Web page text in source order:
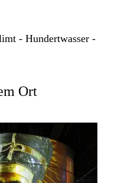
- Hundertwasser -
Ort